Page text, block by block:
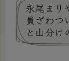
永尾まり
員ざわ
と山分け